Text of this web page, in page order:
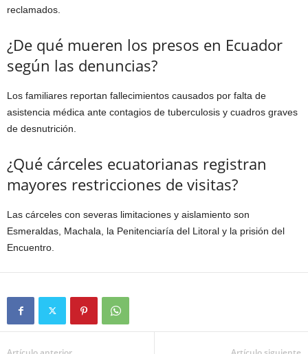
reclamados.
¿De qué mueren los presos en Ecuador
según las denuncias?
Los familiares reportan fallecimientos causados por falta de
asistencia médica ante contagios de tuberculosis y cuadros graves
de desnutrición.
¿Qué cárceles ecuatorianas registran
mayores restricciones de visitas?
Las cárceles con severas limitaciones y aislamiento son
Esmeraldas, Machala, la Penitenciaría del Litoral y la prisión del
Encuentro.